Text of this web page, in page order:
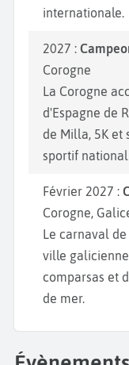
internationale.
2027 :
Corogne
La Corogne
d'Espagne de
de Milla, 5K et
sportif
Février 2027 :
Corogne,
Le carnaval
ville
comparsas et
de mer.